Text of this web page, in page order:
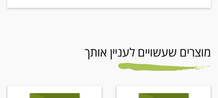
מוצרים שעשויים לעניין אותך